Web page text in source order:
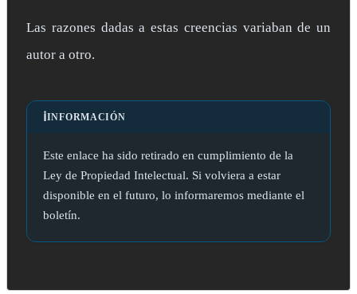
Las razones dadas a estas creencias variaban de un
autor a otro.
ℹ️INFORMACIÓN
Este enlace ha sido retirado en cumplimiento de la
Ley de Propiedad Intelectual. Si volviera a estar
disponible en el futuro, lo informaremos mediante el
boletín.